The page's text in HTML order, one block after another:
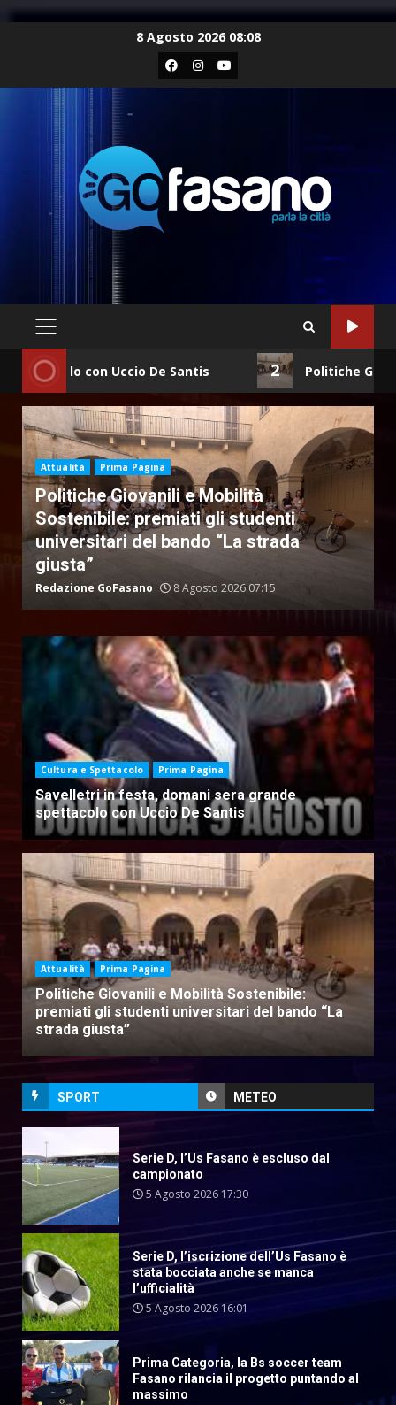
8 Agosto 2026 08:08
De Santis 2 Politiche Giovanili e Mobilità
Attualità Prima Pagina
Politiche Giovanili e Mobilità
Sostenibile: premiati gli studenti
universitari del bando “La strada
giusta”
Redazione GoFasano 8 Agosto 2026 07:15
SPORT METEO
Serie D, l’Us Fasano è escluso dal
campionato
5 Agosto 2026 17:30
Serie D, l’iscrizione dell’Us Fasano è
stata bocciata anche se manca
l’ufficialità
5 Agosto 2026 16:01
Prima Categoria, la Bs soccer team
Fasano rilancia il progetto puntando al
massimo
Cultura e Spettacolo Prima Pagina
Savelletri in festa, domani sera grande
spettacolo con Uccio De Santis
Attualità Prima Pagina
Politiche Giovanili e Mobilità Sostenibile:
premiati gli studenti universitari del bando “La
strada giusta”